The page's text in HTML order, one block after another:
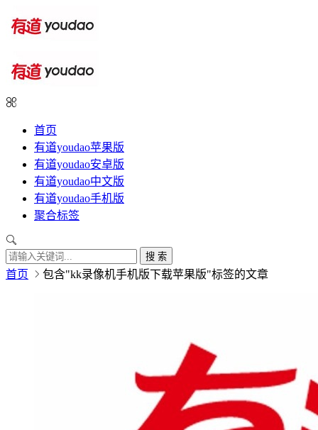
首页
有道youdao苹果版
有道youdao安卓版
有道youdao中文版
有道youdao手机版
聚合标签
搜 索
首页 包含"kk录像机手机版下载苹果版"标签的文章